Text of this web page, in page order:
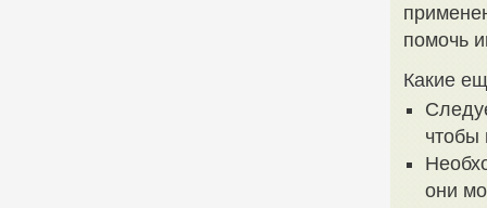
помочь
Какие
чтобы
они